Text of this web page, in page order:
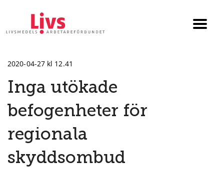
2020-04-27 kl 12.41
Inga utökade
befogenheter för
regionala
skyddsombud